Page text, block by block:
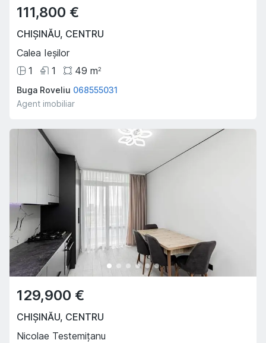
111,800 €
CHIȘINĂU, CENTRU
Calea Ieșilor
1
1 49 m2
Buga Roveliu 068555031
Agent imobiliar
129,900 €
CHIȘINĂU, CENTRU
Nicolae Testemițanu